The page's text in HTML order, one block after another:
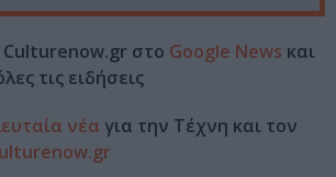
στο Google News και
τις ειδήσεις
νέα για την Τέχνη και τον